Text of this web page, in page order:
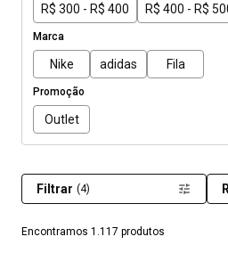
R$ 300 - R$ 400 R$ 400 - R$
Marca
Nike adidas Fila
Promoção
Outlet
Encontramos 1.117 produtos
Filtrar (4)